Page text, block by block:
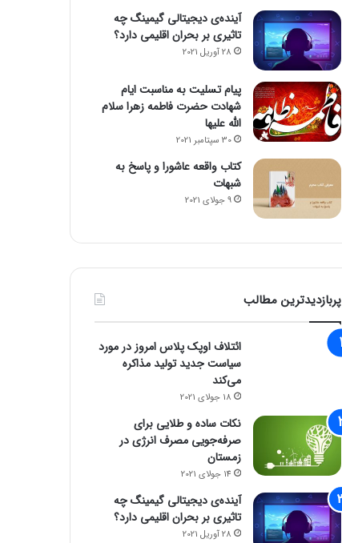
آینده‌ی دیجیتالی گیمینگ چه
تاثیری بر بحران اقلیمی دارد؟
28 آوریل 2021
پیام تسلیت به مناسبت ایام
شهادت حضرت فاطمه زهرا سلام
الله علیها
30 سپتامبر 2021
کتاب واقعه عاشورا و پاسخ به
شبهات
9 جولای 2021
پربازدیدترین مطالب
ائتلاف اوپک پلاس امروز در مورد
سیاست جدید تولید مذاکره
می‌کند
18 جولای 2021
نکات ساده و طلایی برای
صرفه‌جویی مصرف انرژی در
زمستان
14 جولای 2021
آینده‌ی دیجیتالی گیمینگ چه
تاثیری بر بحران اقلیمی دارد؟
28 آوریل 2021